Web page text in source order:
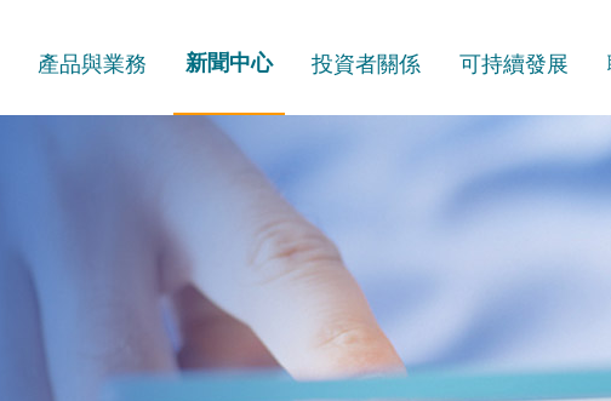
產品與業務 新聞中心 投資者關係 可持續發展